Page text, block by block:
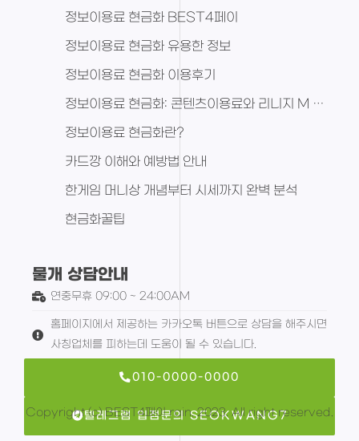
010-0000-0000
텔레그램 입점문의 SEOKWANG7
정보이용료 현금화 BEST4페이
정보이용료 현금화 유용한 정보
정보이용료 현금화 이용후기
정보이용료 현금화: 콘텐츠이용료와 리니지 M 다이아 활용 전략
정보이용료 현금화란?
카드깡 이해와 예방법 안내
한게임 머니상 개념부터 시세까지 완벽 분석
현금화꿀팁
물개 상담안내
연중무휴 09:00 ~ 24:00AM
홈페이지에서 제공하는 카카오톡 버튼으로 상담을 해주시면
사칭업체를 피하는데 도움이 될 수 있습니다.
Copyright (c) BEST4페이 rain. 2023. All right reserved.